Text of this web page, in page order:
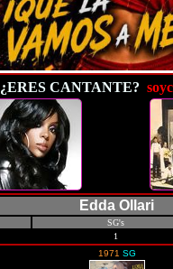
¿ERES CANTANTE?
Edda Ollari
SG's
1
1971 SG